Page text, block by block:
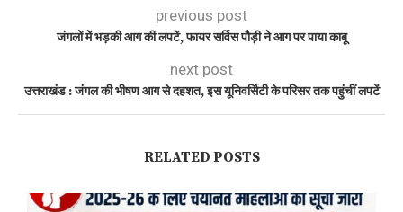
previous post
जंगलों में भड़की आग की लपटें, फायर सर्विस पौड़ी ने आग पर पाया काबू
next post
उत्तराखंड : जंगल की भीषण आग से दहशत, इस यूनिवर्सिटी के परिसर तक पहुंचीं लपटें
RELATED POSTS